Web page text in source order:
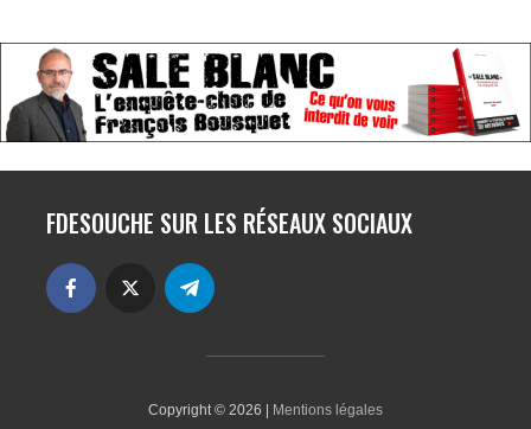
FDESOUCHE SUR LES RÉSEAUX SOCIAUX
Copyright © 2026 | Mentions légales